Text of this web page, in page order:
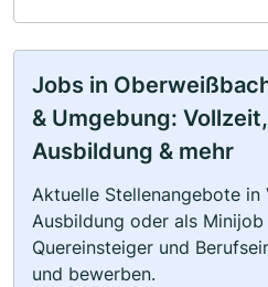
Jobs in
& Umgebung:
Ausbildung & mehr
Aktuelle Stellenangebote
Ausbildung oder als
Quereinsteiger und
und bewerben.